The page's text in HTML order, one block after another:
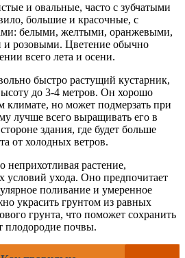
и овальные, часто с зубчатыми
большие и красочные, с
белыми, желтыми, оранжевыми,
розовыми. Цветение обычно
всего лета и осени.
быстро растущий кустарник,
до 3-4 метров. Он хорошо
климате, но может подмерзать при
лучше всего выращивать его в
здания, где будет больше
от холодных ветров.
неприхотливая растение,
ухода. Оно предпочитает
поливание и умеренное
украсить грунтом из равных
грунта, что поможет сохранить
плодородие почвы.